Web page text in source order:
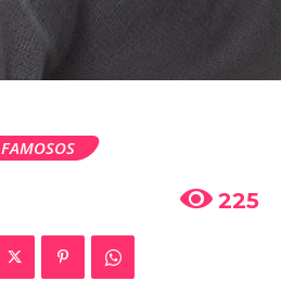
FAMOSOS
225